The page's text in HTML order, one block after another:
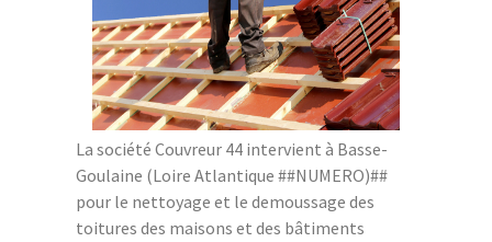
La société Couvreur 44 intervient à Basse-
Goulaine (Loire Atlantique ##NUMERO)##
pour le nettoyage et le demoussage des
toitures des maisons et des bâtiments